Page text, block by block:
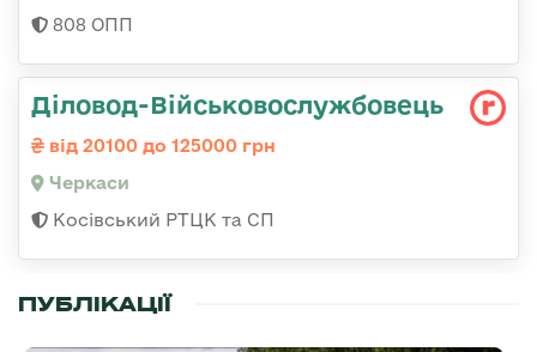
808 ОПП
Діловод-Військовослужбовець
від 20100 до 125000 грн
Черкаси
Косівський РТЦК та СП
ПУБЛІКАЦІЇ